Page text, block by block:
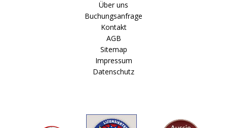
Über uns
Buchungsanfrage
Kontakt
AGB
Sitemap
Impressum
Datenschutz